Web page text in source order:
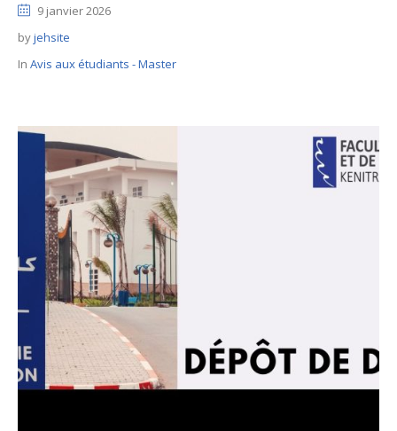
9 janvier 2026
byjehsite
In Avis aux étudiants - Master